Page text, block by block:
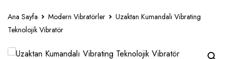
Ana Sayfa Modern Vibratörler
Uzaktan Kumandalı Vibrating
Teknolojik Vibratör